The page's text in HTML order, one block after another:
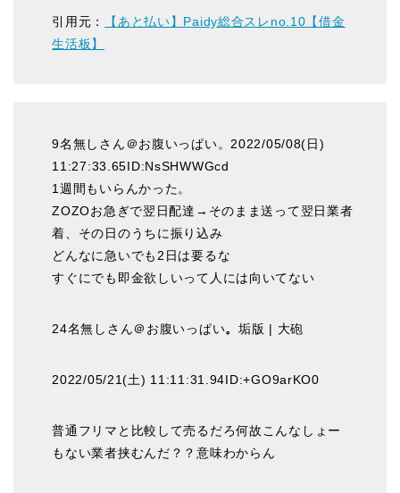
引用元：
【あと払い】Paidy総合スレno.10【借金
生活板】
9名無しさん＠お腹いっぱい。2022/05/08(日)
11:27:33.65ID:NsSHWWGcd
1週間もいらんかった。
ZOZOお急ぎで翌日配達→そのまま送って翌日業者
着、その日のうちに振り込み
どんなに急いでも2日は要るな
すぐにでも即金欲しいって人には向いてない
24名無しさん＠お腹いっぱい。垢版 | 大砲
2022/05/21(土) 11:11:31.94ID:+GO9arKO0
普通フリマと比較して売るだろ何故こんなしょー
もない業者挟むんだ？？意味わからん